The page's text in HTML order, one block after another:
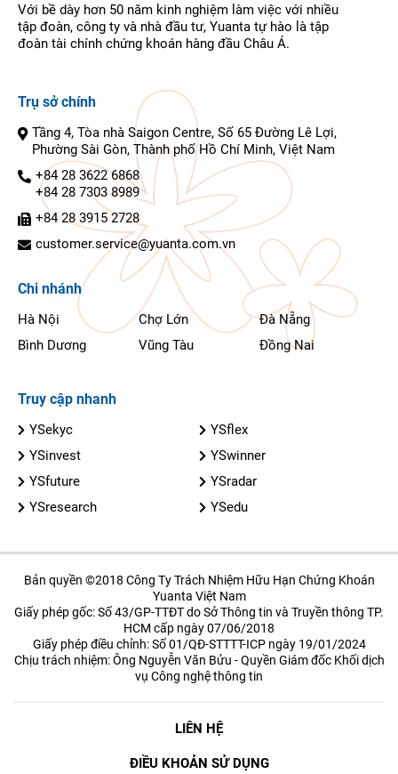
Với bề dày hơn 50 năm kinh nghiệm làm việc với nhiều
tập đoàn, công ty và nhà đầu tư, Yuanta tự hào là tập
đoàn tài chính chứng khoán hàng đầu Châu Á.
Trụ sở chính
Tầng 4, Tòa nhà Saigon Centre, Số 65 Đường Lê Lợi,
Phường Sài Gòn, Thành phố Hồ Chí Minh, Việt Nam
+84 28 3622 6868
+84 28 7303 8989
+84 28 3915 2728
customer.service@yuanta.com.vn
Chi nhánh
Hà Nội Chợ Lớn
Đà Nẵng
Bình Dương
Vũng Tàu Đồng Nai
Truy cập nhanh
YSekyc
YSflex
YSinvest
YSwinner
YSfuture
YSradar
YSresearch
YSedu
Bản quyền ©2018 Công Ty Trách Nhiệm Hữu Hạn Chứng Khoán
Yuanta Việt Nam
Giấy phép gốc: Số 43/GP-TTĐT do Sở Thông tin và Truyền thông TP.
HCM cấp ngày 07/06/2018
Giấy phép điều chỉnh: Số 01/QĐ-STTTT-ICP ngày 19/01/2024
Chịu trách nhiệm: Ông Nguyễn Văn Bửu - Quyền Giám đốc Khối dịch
vụ Công nghệ thông tin
LIÊN HỆ
ĐIỀU KHOẢN SỬ DỤNG